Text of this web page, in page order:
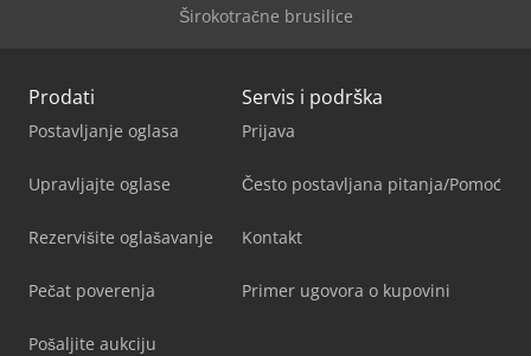
Širokotračne brusilice
Prodati
Postavljanje oglasa
Upravljajte oglase
Rezervišite oglašavanje
Pečat poverenja
Pošaljite aukciju
Servis i podrška
Prijava
Često postavljana pitanja/Pomoć
Kontakt
Primer ugovora o kupovini